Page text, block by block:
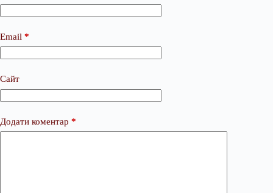
Email *
Сайт
Додати коментар *